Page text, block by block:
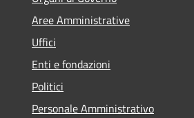
Aree Amministrative
Uffici
Enti e fondazioni
Politici
Personale Amministrativo